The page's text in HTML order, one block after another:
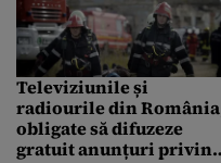
Televiziunile și
radiourile din
obligate să difuzeze
gratuit anunțuri privind